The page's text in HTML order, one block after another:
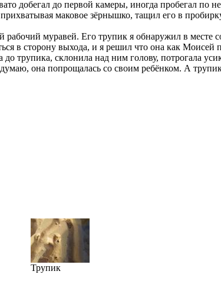
добегал до первой камеры, иногда пробегал по
маковое зёрнышко, тащил его в
муравей. Его трупик я обнаружил в месте
в сторону выхода, и я решил что она как Моисей
трупика, склонила над ним голову, потрогала
она попрощалась со своим ребёнком. А
Трупик